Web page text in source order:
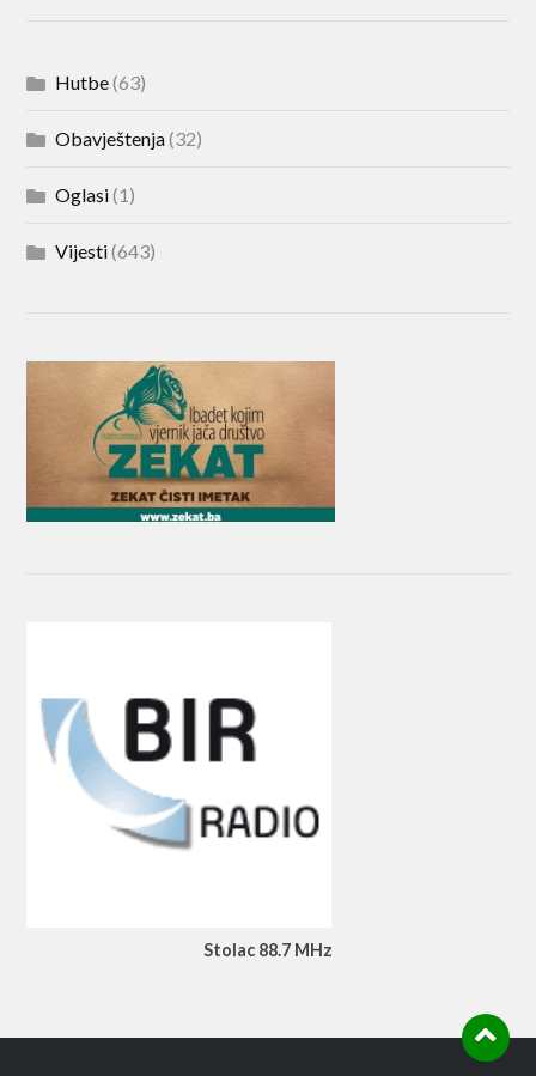
Hutbe(63)
Obavještenja(32)
Oglasi(1)
Vijesti(643)
Stolac 88.7 MHz